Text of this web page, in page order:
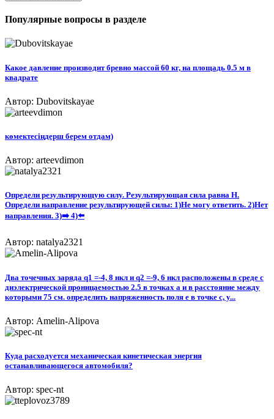
Популярные вопросы в разделе
Какое давление производит бревно массой 60 кг, на площадь 0.5 м в
квадрате
Автор: Dubovitskayae
көмектесіңдерш берем отдам)​
Автор: arteevdimon
Определи результирующую силу. Результирующая сила равна Н.
Определи направление результирующей силы: 1)Не могу ответить. 2)Нет
направления. 3)➡️ 4)⬅️
Автор: natalya2321
Два точечных заряда q1 =-4, 8 нкл и q2 =-9, 6 нкл расположены в среде с
диэлектрической проницаемостью 2.5 в точках а и в расстояние между
которыми 75 см. определить напряженность поля е в точке с, у...
Автор: Amelin-Alipova
Куда расходуется механическая кинетическая энергия
останавливающегося автомобиля?
Автор: spec-nt